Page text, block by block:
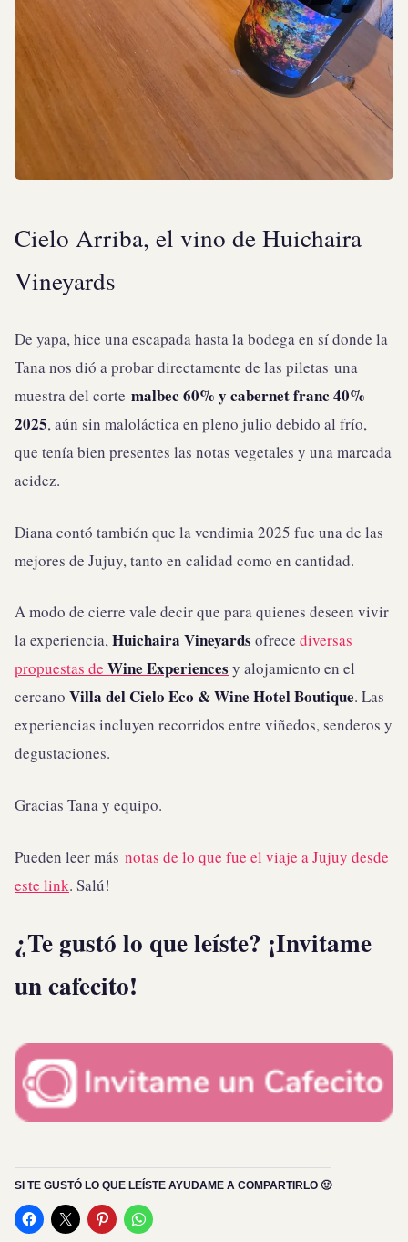
Cielo Arriba, el vino de Huichaira
Vineyards
De yapa, hice una escapada hasta la bodega en sí donde la
Tana nos dió a probar directamente de las piletas una
muestra del corte malbec 60% y cabernet franc 40%
2025, aún sin maloláctica en pleno julio debido al frío,
que tenía bien presentes las notas vegetales y una marcada
acidez.
Diana contó también que la vendimia 2025 fue una de las
mejores de Jujuy, tanto en calidad como en cantidad.
A modo de cierre vale decir que para quienes deseen vivir
la experiencia,Huichaira Vineyards ofrece diversas
propuestas de Wine Experiences y alojamiento en el
cercano Villa del Cielo Eco & Wine Hotel Boutique. Las
experiencias incluyen recorridos entre viñedos, senderos y
degustaciones.
Gracias Tana y equipo.
Pueden leer más notas de lo que fue el viaje a Jujuy desde
este link. Salú!
¿Te gustó lo que leíste? ¡Invitame
un cafecito!
SI TE GUSTÓ LO QUE LEÍSTE AYUDAME A COMPARTIRLO 🙂